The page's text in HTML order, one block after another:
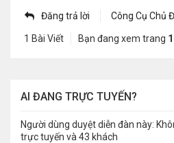
Đăng trả lời Công Cụ Chủ
1 Bài Viết Bạn đang xem trang 1
AI ĐANG TRỰC TUYẾN?
Người dùng duyệt diễn đàn này:
trực tuyến và 43 khách